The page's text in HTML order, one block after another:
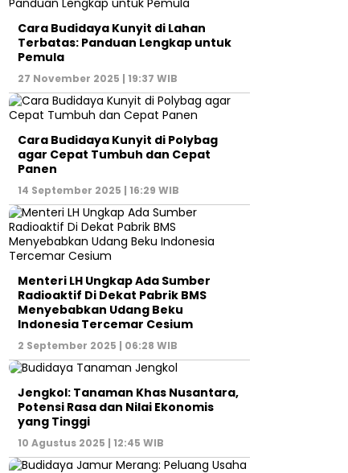
Cara Budidaya Kunyit di Lahan
Terbatas: Panduan Lengkap untuk
Pemula
27 November 2025 | 19:37 WIB
Cara Budidaya Kunyit di Polybag
agar Cepat Tumbuh dan Cepat
Panen
14 September 2025 | 16:29 WIB
Menteri LH Ungkap Ada Sumber
Radioaktif Di Dekat Pabrik BMS
Menyebabkan Udang Beku
Indonesia Tercemar Cesium
2 September 2025 | 06:28 WIB
Jengkol: Tanaman Khas Nusantara,
Potensi Rasa dan Nilai Ekonomis
yang Tinggi
10 Agustus 2025 | 12:45 WIB